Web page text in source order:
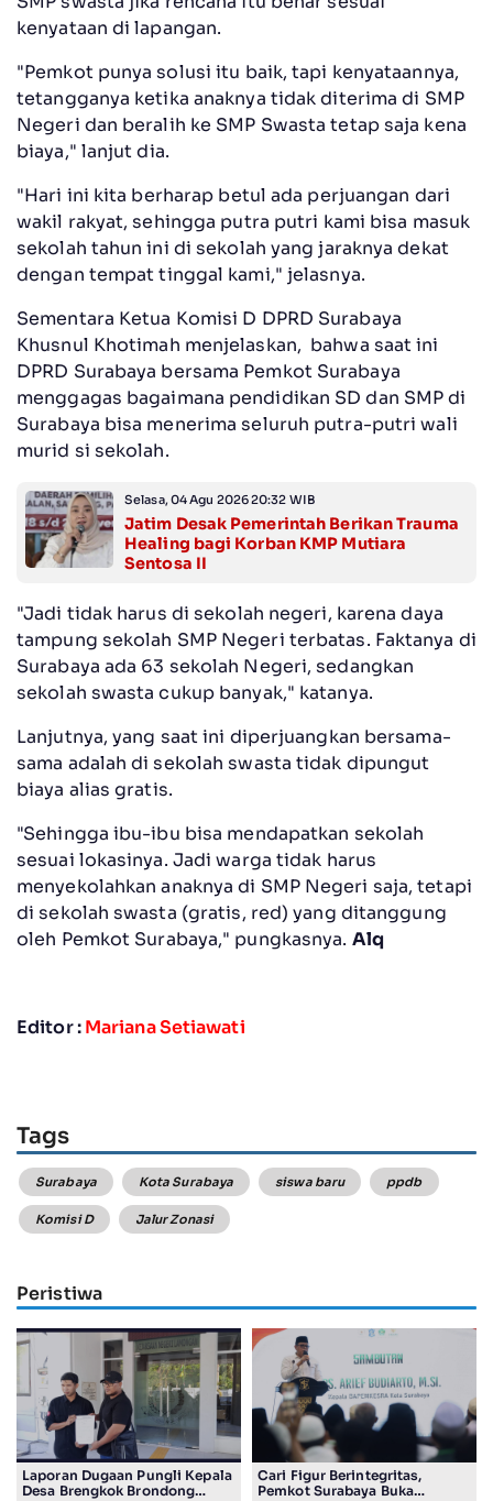
kenyataan di lapangan.
"Pemkot punya solusi itu baik, tapi kenyataannya,
tetangganya ketika anaknya tidak diterima di SMP
Negeri dan beralih ke SMP Swasta tetap saja kena
biaya," lanjut dia.
"Hari ini kita berharap betul ada perjuangan dari
wakil rakyat, sehingga putra putri kami bisa masuk
sekolah tahun ini di sekolah yang jaraknya dekat
dengan tempat tinggal kami," jelasnya.
Sementara Ketua Komisi D DPRD Surabaya
Khusnul Khotimah menjelaskan, bahwa saat ini
DPRD Surabaya bersama Pemkot Surabaya
menggagas bagaimana pendidikan SD dan SMP di
Surabaya bisa menerima seluruh putra-putri wali
murid si sekolah.
Selasa, 04 Agu 2026 20:32 WIB
Jatim Desak Pemerintah Berikan Trauma
Healing bagi Korban KMP Mutiara
Sentosa II
"Jadi tidak harus di sekolah negeri, karena daya
tampung sekolah SMP Negeri terbatas. Faktanya di
Surabaya ada 63 sekolah Negeri, sedangkan
sekolah swasta cukup banyak," katanya.
Lanjutnya, yang saat ini diperjuangkan bersama-
sama adalah di sekolah swasta tidak dipungut
biaya alias gratis.
"Sehingga ibu-ibu bisa mendapatkan sekolah
sesuai lokasinya. Jadi warga tidak harus
menyekolahkan anaknya di SMP Negeri saja, tetapi
di sekolah swasta (gratis, red) yang ditanggung
oleh Pemkot Surabaya," pungkasnya. Alq
Editor :Mariana Setiawati
Tags
Surabaya Kota Surabaya siswa baru ppdb
Komisi D Jalur Zonasi
Peristiwa
Laporan Dugaan Pungli Kepala
Desa Brengkok Brondong
Cari Figur Berintegritas,
Pemkot Surabaya Buka